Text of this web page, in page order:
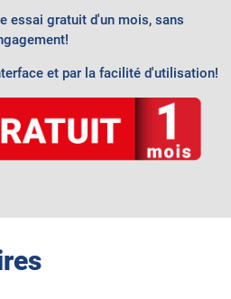
essai gratuit d'un mois, sans
et par la facilité d'utilisation!